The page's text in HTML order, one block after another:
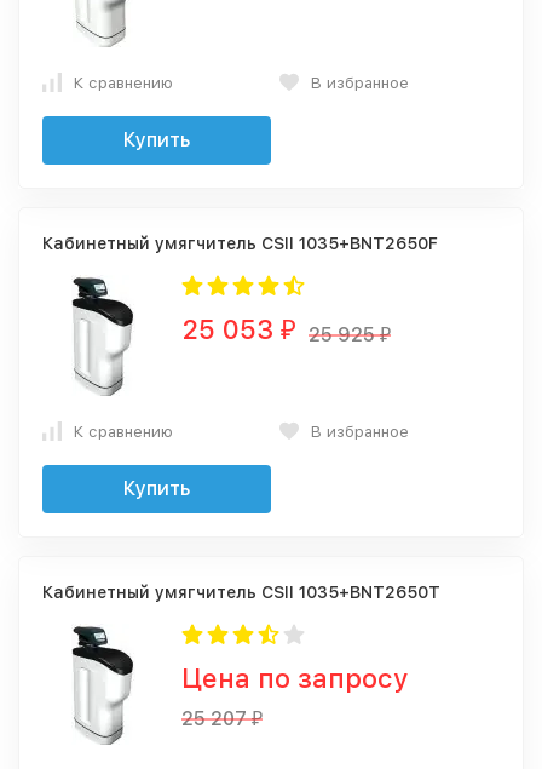
К сравнению В избранное
Купить
Кабинетный умягчитель CSII 1035+BNT2650F
25 053 ₽ 25 925₽
К сравнению В избранное
Купить
Кабинетный умягчитель CSII 1035+BNT2650T
Цена по запросу
25 207₽